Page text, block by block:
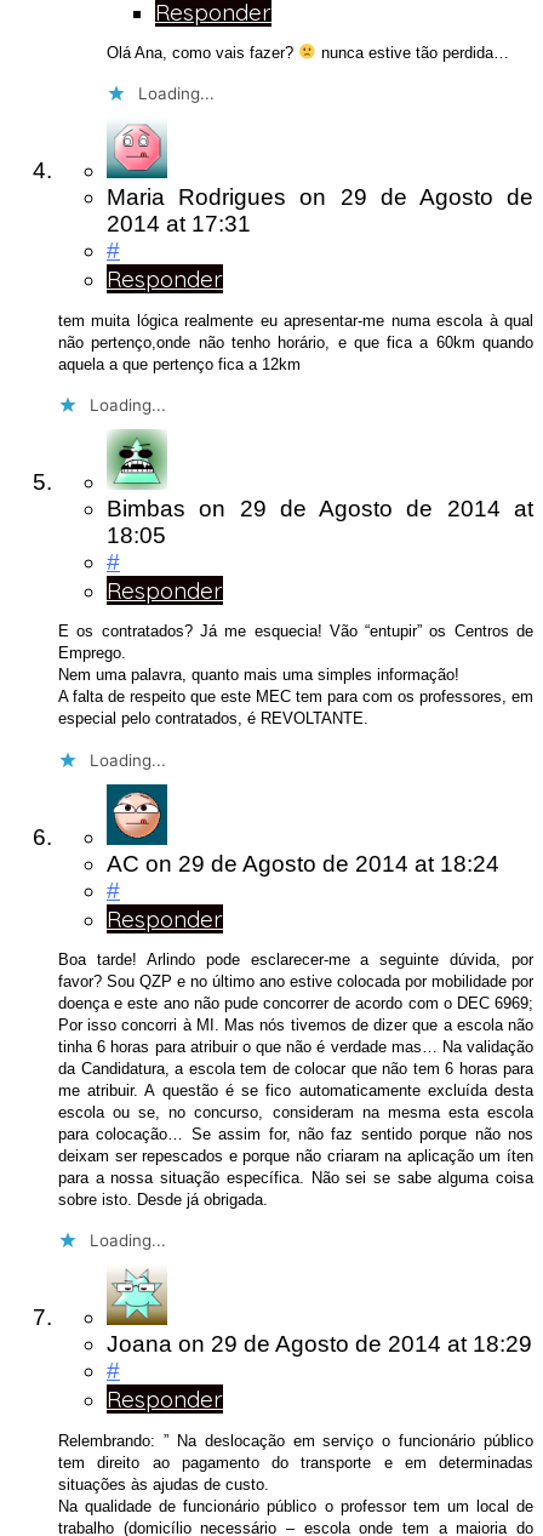
Responder
Olá Ana, como vais fazer? nunca estive tão perdida…
Loading...
Maria Rodrigues on 29 de Agosto de
2014 at 17:31
#
Responder
tem muita lógica realmente eu apresentar-me numa escola à qual
não pertenço,onde não tenho horário, e que fica a 60km quando
aquela a que pertenço fica a 12km
Loading...
Bimbas on 29 de Agosto de 2014at
18:05
#
Responder
E os contratados? Já me esquecia! Vão “entupir” os Centros de
Emprego.
Nem uma palavra, quanto mais uma simples informação!
A falta de respeito que este MEC tem para com os professores, em
especial pelo contratados, é REVOLTANTE.
Loading...
AC on 29 de Agosto de 2014 at 18:24
#
Responder
Boa tarde! Arlindo pode esclarecer-me a seguinte dúvida, por
favor? Sou QZP e no último ano estive colocada por mobilidade por
doença e este ano não pude concorrer de acordo com o DEC 6969;
Por isso concorri à MI. Mas nós tivemos de dizer que a escola não
tinha 6 horas para atribuir o que não é verdade mas… Na validação
da Candidatura, a escola tem de colocar que não tem 6 horas para
me atribuir. A questão é se fico automaticamente excluída desta
escola ou se, no concurso, consideram na mesma esta escola
para colocação… Se assim for, não faz sentido porque não nos
deixam ser repescados e porque não criaram na aplicação um íten
para a nossa situação específica. Não sei se sabe alguma coisa
sobre isto. Desde já obrigada.
Loading...
Joana on 29 de Agosto de 2014 at 18:29
#
Responder
Relembrando: ” Na deslocação em serviço o funcionário público
tem direito ao pagamento do transporte e em determinadas
situações às ajudas de custo.
Na qualidade de funcionário público o professor tem um local de
trabalho (domicílio necessário – escola onde tem a maioria do